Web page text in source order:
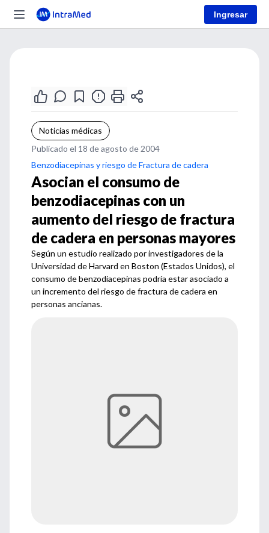
Ingresar
Noticias médicas
Publicado el 18 de agosto de 2004
Benzodiacepinas y riesgo de Fractura de cadera
Asocian el consumo de
benzodiacepinas con un
aumento del riesgo de fractura
de cadera en personas mayores
Según un estudio realizado por investigadores de la
Universidad de Harvard en Boston (Estados Unidos), el
consumo de benzodiacepinas podría estar asociado a
un incremento del riesgo de fractura de cadera en
personas ancianas.